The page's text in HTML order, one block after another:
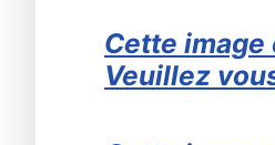
Cette
Veuillez